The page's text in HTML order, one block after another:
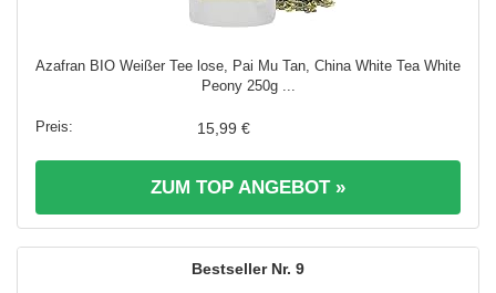
Azafran BIO Weißer Tee lose, Pai Mu Tan, China White Tea White
Peony 250g ...
15,99 €
ZUM TOP ANGEBOT »
9